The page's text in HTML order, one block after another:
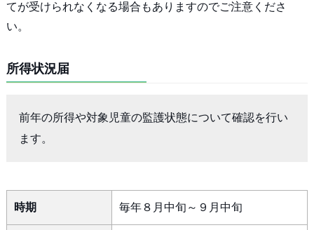
てが受けられなくなる場合もありますのでご注意くださ
い。
所得状況届
前年の所得や対象児童の監護状態について確認を行い
ます。
時期 毎年８月中旬～９月中旬